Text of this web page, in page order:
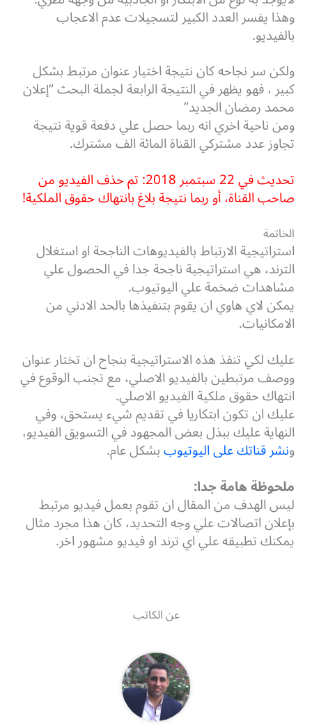
وهذا يفسر العدد الكبير لتسجيلات عدم الاعجاب
بالفيديو.
ولكن سر نجاحه كان نتيجة اختيار عنوان مرتبط بشكل
كبير ، فهو يظهر في النتيجة الرابعة لجملة البحث “إعلان
محمد رمضان الجديد”
ومن ناحية اخري انه ربما حصل علي دفعة قوية نتيجة
تجاوز عدد مشتركي القناة المائة الف مشترك.
تحديث في 22 سبتمبر 2018: تم حذف الفيديو من
صاحب القناة، أو ربما نتيجة بلاغ بانتهاك حقوق الملكية!
الخاتمة
استراتيجية الارتباط بالفيديوهات الناجحة او استغلال
الترند، هي استراتيجية ناجحة جدا في الحصول علي
مشاهدات ضخمة علي اليوتيوب.
يمكن لاي هاوي ان يقوم بتنفيذها بالحد الادني من
الامكانيات.
عليك لكي تنفذ هذه الاستراتيجية بنجاح ان تختار عنوان
ووصف مرتبطين بالفيديو الاصلي، مع تجنب الوقوع في
انتهاك حقوق ملكية الفيديو الاصلي.
عليك ان تكون ابتكاريا في تقديم شيء يستحق، وفي
النهاية عليك ببذل بعض المجهود في التسويق الفيديو،
ونشر قناتك على اليوتيوببشكل عام.
ملحوظة هامة جدا:
ليس الهدف من المقال ان تقوم بعمل فيديو مرتبط
بإعلان اتصالات علي وجه التحديد، كان هذا مجرد مثال
يمكنك تطبيقه علي اي ترند او فيديو مشهور اخر.
عن الكاتب